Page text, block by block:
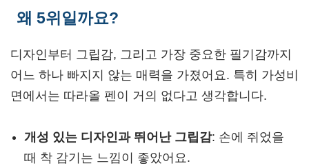
왜 5위일까요?
디자인부터 그립감, 그리고 가장 중요한 필기감까지
어느 하나 빠지지 않는 매력을 가졌어요. 특히 가성비
면에서는 따라올 펜이 거의 없다고 생각합니다.
개성 있는 디자인과 뛰어난 그립감: 손에 쥐었을
때 착 감기는 느낌이 좋았어요.